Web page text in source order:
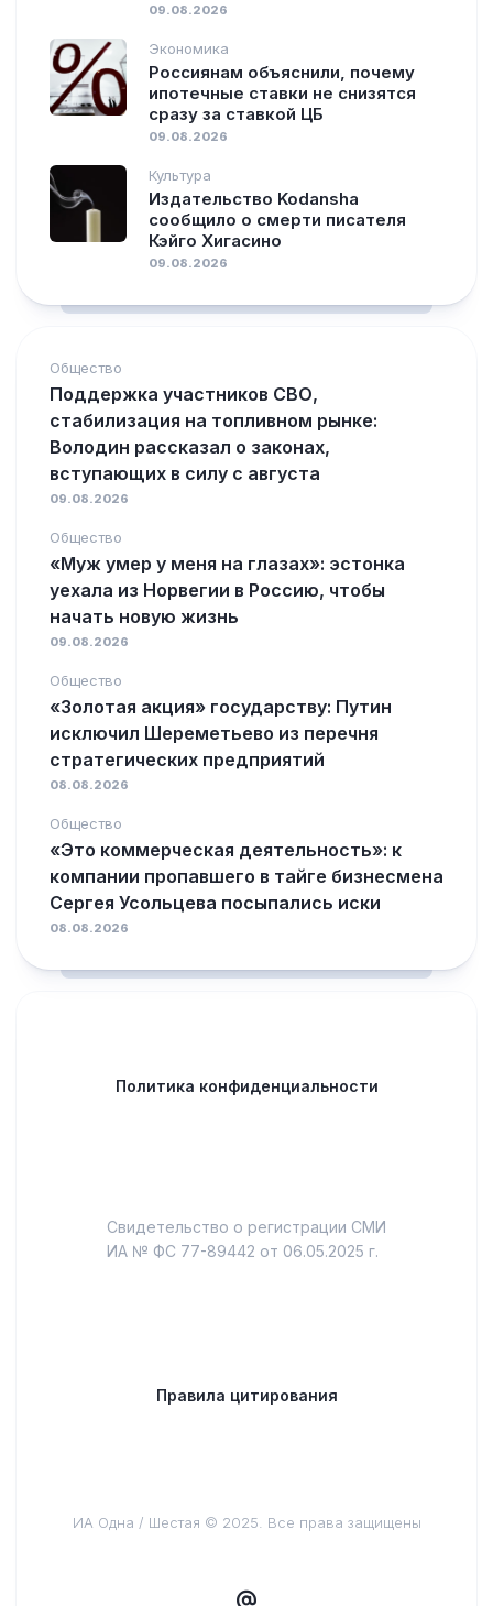
09.08.2026
Экономика
Россиянам объяснили, почему
ипотечные ставки не снизятся
сразу за ставкой ЦБ
09.08.2026
Культура
Издательство Kodansha
сообщило о смерти писателя
Кэйго Хигасино
09.08.2026
Общество
Поддержка участников СВО,
стабилизация на топливном рынке:
Володин рассказал о законах,
вступающих в силу с августа
09.08.2026
Общество
«Муж умер у меня на глазах»: эстонка
уехала из Норвегии в Россию, чтобы
начать новую жизнь
09.08.2026
Общество
«Золотая акция» государству: Путин
исключил Шереметьево из перечня
стратегических предприятий
08.08.2026
Общество
«Это коммерческая деятельность»: к
компании пропавшего в тайге бизнесмена
Сергея Усольцева посыпались иски
08.08.2026
Политика конфиденциальности
Свидетельство о регистрации СМИ
ИА № ФС 77-89442 от 06.05.2025 г.
Правила цитирования
ИА Одна / Шестая © 2025. Все права защищены